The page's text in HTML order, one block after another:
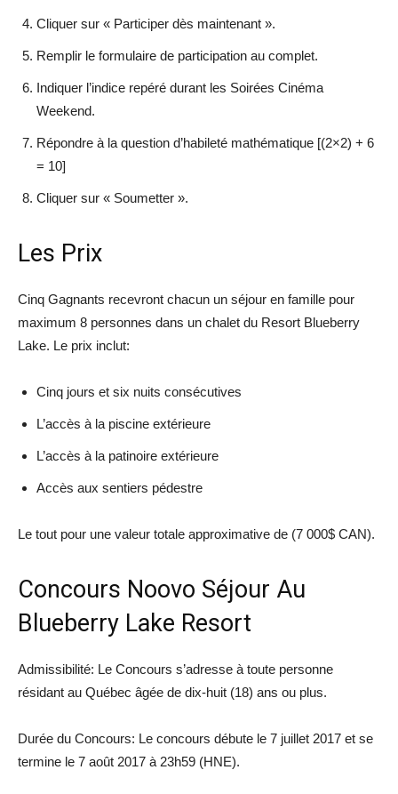
Cliquer sur « Participer dès maintenant ».
Remplir le formulaire de participation au complet.
Indiquer l’indice repéré durant les Soirées Cinéma
Weekend.
Répondre à la question d’habileté mathématique [(2×2) + 6
= 10]
Cliquer sur « Soumetter ».
Les Prix
Cinq Gagnants recevront chacun un séjour en famille pour
maximum 8 personnes dans un chalet du Resort Blueberry
Lake. Le prix inclut:
Cinq jours et six nuits consécutives
L’accès à la piscine extérieure
L’accès à la patinoire extérieure
Accès aux sentiers pédestre
Le tout pour une valeur totale approximative de (7 000$ CAN).
Concours Noovo Séjour Au
Blueberry Lake Resort
Admissibilité: Le Concours s’adresse à toute personne
résidant au Québec âgée de dix-huit (18) ans ou plus.
Durée du Concours: Le concours débute le 7 juillet 2017 et se
termine le 7 août 2017 à 23h59 (HNE).